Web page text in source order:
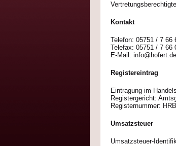
Kontakt
Telefon: 05751 / 7 66
Telefax: 05751 / 7 66
E-Mail: info@hofert.de
Registereintrag
Eintragung im
Registergericht:
Registernummer:
Umsatzsteuer
Umsatzsteuer-